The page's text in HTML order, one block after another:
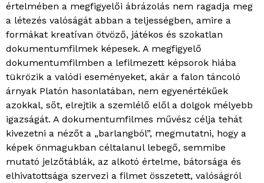
értelmében a megfigyelői ábrázolás nem ragadja meg
a létezés valóságát abban a teljességben, amire a
formákat kreatívan ötvöző, játékos és szokatlan
dokumentumfilmek képesek. A megfigyelő
dokumentumfilmben a lefilmezett képsorok hiába
tükrözik a valódi eseményeket, akár a falon táncoló
árnyak Platón hasonlatában, nem egyenértékűek
azokkal, sőt, elrejtik a szemlélő elől a dolgok mélyebb
igazságát. A dokumentumfilmes művész célja tehát
kivezetni a nézőt a „barlangból”, megmutatni, hogy a
képek önmagukban céltalanul lebegő, semmibe
mutató jelzőtáblák, az alkotó értelme, bátorsága és
elhivatottsága szervezi a filmet összetett, valóságról